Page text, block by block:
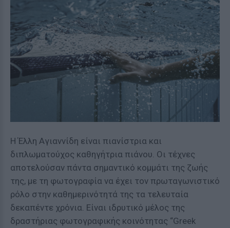
Η Έλλη Αγιαννίδη είναι πιανίστρια και
διπλωματούχος καθηγήτρια πιάνου. Οι τέχνες
αποτελούσαν πάντα σημαντικό κομμάτι της ζωής
της, με τη φωτογραφία να έχει τον πρωταγωνιστικό
ρόλο στην καθημερινότητά της τα τελευταία
δεκαπέντε χρόνια. Είναι ιδρυτικό μέλος της
δραστήριας φωτογραφικής κοινότητας “Greek